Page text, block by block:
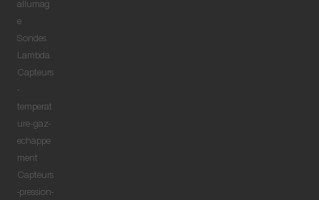
allumag
e
Sondes
Lambda
Capteurs
-
temperat
ure-gaz-
echappe
ment
Capteurs
-pression-